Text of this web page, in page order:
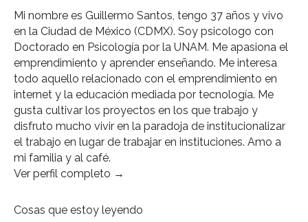
Mi nombre es Guillermo Santos, tengo 37 años y vivo
en la Ciudad de México (CDMX). Soy psicologo con
Doctorado en Psicología por la UNAM. Me apasiona el
emprendimiento y aprender enseñando. Me interesa
todo aquello relacionado con el emprendimiento en
internet y la educación mediada por tecnología. Me
gusta cultivar los proyectos en los que trabajo y
disfruto mucho vivir en la paradoja de institucionalizar
el trabajo en lugar de trabajar en instituciones. Amo a
mi familia y al café.
Ver perfil completo →
Cosas que estoy leyendo